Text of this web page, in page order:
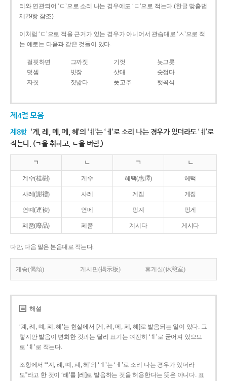
리와 연관되어 ‘ㄷ’으로 소리 나는 경우에도 ‘ㄷ’으로 적는다.(한글 맞춤법
제29항 참조)
이처럼 ‘ㄷ’으로 적을 근거가 있는 경우가 아니어서 관습대로 ‘ㅅ’으로 적
는 예로는 다음과 같은 것들이 있다.
걸핏하면 그까짓 기껏
놋그릇
덧셈
빗장 삿대
숫접다
자칫
짓밟다 풋고추 햇곡식
제4절 모음
제8항 ‘계, 례, 몌, 폐, 혜’의 ‘ㅖ’는 ‘ㅔ’로 소리 나는 경우가 있더라도 ‘ㅖ’로
적는다. (ㄱ을 취하고, ㄴ을 버림.)
ㄱ ㄴ ㄱ ㄴ
계수(桂樹) 게수 혜택(惠澤) 헤택
사례(謝禮) 사레 계집 게집
연몌(連袂) 연메 핑계 핑게
폐품(廢品) 페품 계시다 게시다
다만, 다음 말은 본음대로 적는다.
게송(偈頌) 게시판(揭示板) 휴게실(休憩室)
해설
‘계, 례, 몌, 폐, 혜’는 현실에서 [게, 레, 메, 페, 헤]로 발음되는 일이 있다. 그
렇지만 발음이 변화한 것과는 달리 표기는 여전히 ‘ㅖ’로 굳어져 있으므
로 ‘ㅖ’로 적는다.
조항에서 “‘계, 례, 몌, 폐, 혜’의 ‘ㅖ’는 ‘ㅔ’로 소리 나는 경우가 있더라
도”라고 한 것이 ‘례’를 [레]로 발음하는 것을 허용한다는 뜻은 아니다. 표